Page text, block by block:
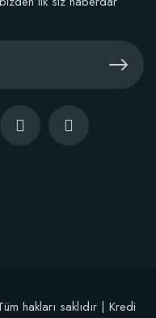
cm)
hakları saklıdır | Kredi